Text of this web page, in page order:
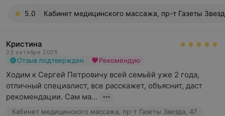
5.0 Кабинет медицинского массажа, пр-т Газеты
Кристина
23 октября 2025
Отзыв подтвержден Рекомендую
Ходим к Сергей Петровичу всей семьёй уже 2 года,
отличный специалист, все расскажет, объяснит, даст
рекомендации. Сам ма...
Кабинет медицинского массажа, пр-т Газеты Звезда, 47